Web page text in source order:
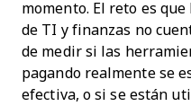
momento. El reto es
de TI y finanzas no
de medir si las
pagando realmente se
efectiva, o si se están